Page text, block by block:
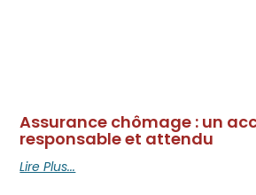
Assurance chômage : un
responsable et attendu
Lire Plus...